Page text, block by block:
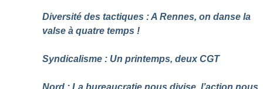
Diversité des tactiques : A Rennes, on danse la
valse à quatre temps !
Syndicalisme : Un printemps, deux CGT